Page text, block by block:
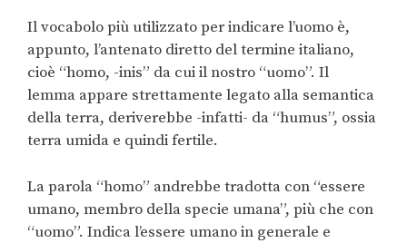
Il vocabolo più utilizzato per indicare l’uomo è,
appunto, l’antenato diretto del termine italiano,
cioè “homo, -inis” da cui il nostro “uomo”. Il
lemma appare strettamente legato alla semantica
della terra, deriverebbe -infatti- da “humus”, ossia
terra umida e quindi fertile.
La parola “homo” andrebbe tradotta con “essere
umano, membro della specie umana”, più che con
“uomo”. Indica l’essere umano in generale e